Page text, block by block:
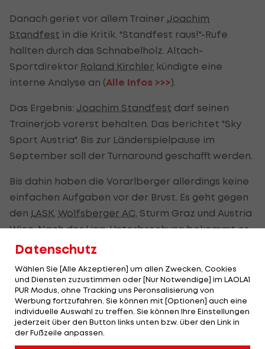
Danach geriet vor allem Trainer Joachim
Standfest in die Kritik. "Standfest raus!"-Rufe
hallten durch das Schnabelholz. Altach-
Sportdirektor Roland Kirchler kündigte eine
interne Analyse an (Alle Infos >>>).
Das Ergebnis: Joachim Standfest darf seinen
Trainerjob vorerst behalten. Das berichtet "Sky
Sport Austria". Bis zur Länderspielpause im
September soll der Turnaround geschafft werden.
Bis dahin haben die Vorarlberger allerdings keine
einfachen Aufgaben vor der Brust. Es geht gegen
den LASK Wolfsberger AC , Sturm Graz und Austria
Wien. Nach der Liga-Unterbrechung bekommt es
Altach mit Aufsteiger
Erste Runde, schon
zwei Krisenherde
Bundesliga
Datenschutz
Wählen Sie [Alle Akzeptieren] um allen Zwecken, Cookies
und Diensten zuzustimmen oder [Nur Notwendige] im LAOLA1
PUR Modus, ohne Tracking uns Peronsalisierung von
Werbung fortzufahren. Sie können mit [Optionen] auch eine
individuelle Auswahl zu treffen. Sie können Ihre Einstellungen
jederzeit über den Button links unten bzw. über den Link in
der Fußzeile anpassen.